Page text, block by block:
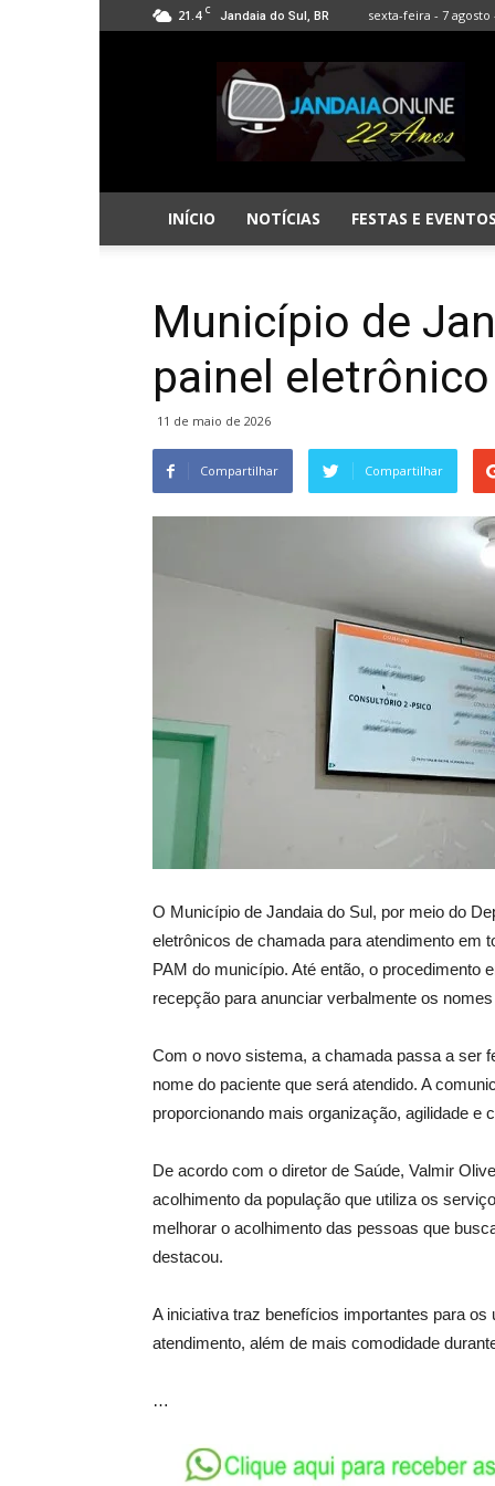
21.4 C Jandaia do Sul, BR sexta-feira - 7 agosto
Jandaia
Online
INÍCIO NOTÍCIAS FESTAS E EVENTOS
Município de
painel eletrônico
11 de maio de 2026
Compartilhar Compartilhar
O Município de Jandaia do Sul, por meio do
eletrônicos de chamada para atendimento em
PAM do município. Até então, o procedimento
recepção para anunciar verbalmente os
Com o novo sistema, a chamada passa a ser
nome do paciente que será atendido. A
proporcionando mais organização, agilidade e
De acordo com o diretor de Saúde, Valmir
acolhimento da população que utiliza os
melhorar o acolhimento das pessoas que
destacou.
A iniciativa traz benefícios importantes para
atendimento, além de mais comodidade
…